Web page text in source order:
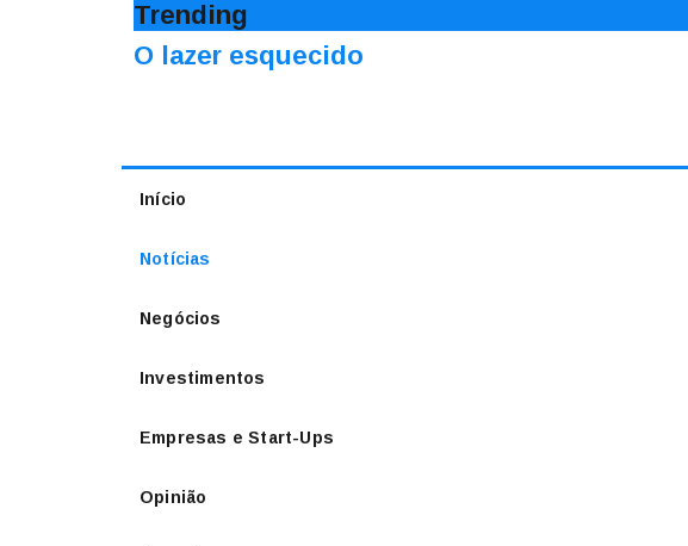
Trending
O lazer esquecido
Início
Notícias
Negócios
Investimentos
Empresas e Start-Ups
Opinião